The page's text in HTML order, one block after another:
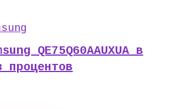
QE75Q60AAUXUA в
процентов